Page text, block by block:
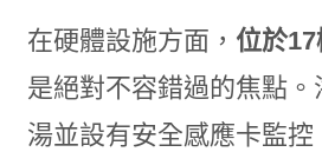
在硬體設施方面， 位於17
是絕對不容錯過的焦點
湯並設有安全感應卡監